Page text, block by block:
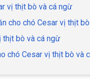
vị thịt bò và cá ngừ
cho chó Cesar vị thịt
thịt bò và cá ngừ
chó Cesar vị thịt bò và